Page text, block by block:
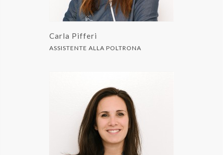
Carla Pifferi
ASSISTENTE ALLA POLTRONA